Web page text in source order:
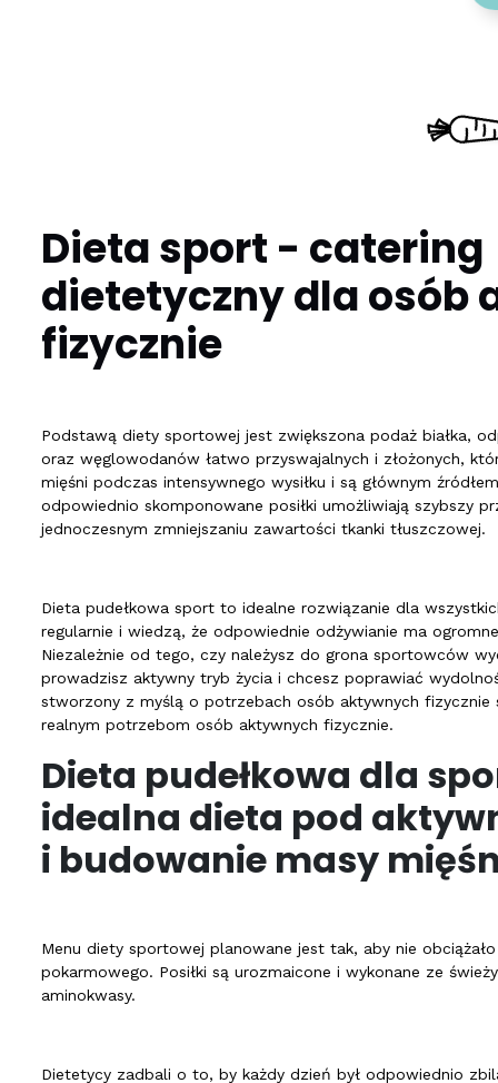
Dieta sport - catering
dietetyczny dla osób
fizycznie
Podstawą diety sportowej jest zwiększona podaż białka,
oraz węglowodanów łatwo przyswajalnych i złożonych,
mięśni podczas intensywnego wysiłku i są głównym
odpowiednio skomponowane posiłki umożliwiają szybszy
jednoczesnym zmniejszaniu zawartości tkanki tłuszczowej.
Dieta pudełkowa sport to idealne rozwiązanie dla
regularnie i wiedzą, że odpowiednie odżywianie ma
Niezależnie od tego, czy należysz do grona sportowców
prowadzisz aktywny tryb życia i chcesz poprawiać
stworzony z myślą o potrzebach osób aktywnych fizycznie
realnym potrzebom osób aktywnych fizycznie.
Dieta pudełkowa dla
idealna dieta pod
i budowanie masy
Menu diety sportowej planowane jest tak, aby nie obciążało
pokarmowego. Posiłki są urozmaicone i wykonane ze
aminokwasy.
Dietetycy zadbali o to, by każdy dzień był odpowiednio